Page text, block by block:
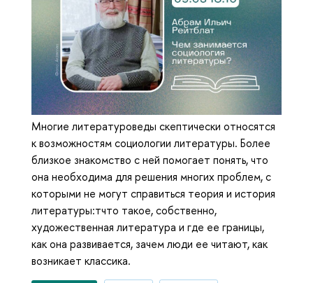
Многие литературоведы скептически относятся
к возможностям социологии литературы. Более
близкое знакомство с ней помогает понять, что
она необходима для решения многих проблем, с
которыми не могут справиться теория и история
литературы:тчто такое, собственно,
художественная литература и где ее границы,
как она развивается, зачем люди ее читают, как
возникает классика.